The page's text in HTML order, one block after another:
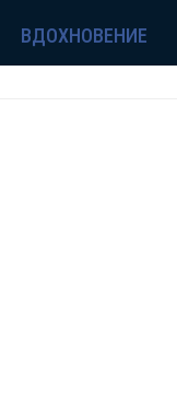
ВДОХНОВЕНИЕ